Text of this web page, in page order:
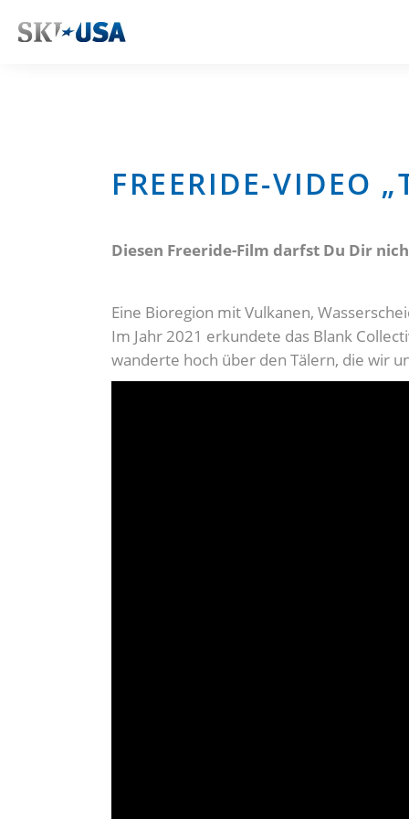
FREERIDE-VIDEO
Diesen Freeride-Film darfst Du Dir
Eine Bioregion mit Vulkanen,
Im Jahr 2021 erkundete das Blank
wanderte hoch über den Tälern, die wir